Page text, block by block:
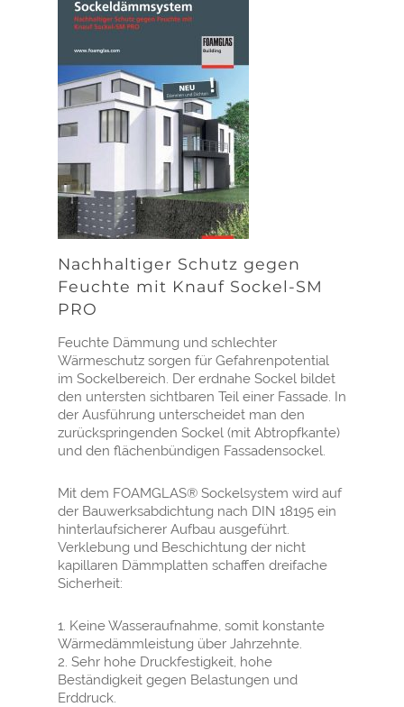
Nachhaltiger Schutz gegen
Feuchte mit Knauf Sockel-SM
PRO
Feuchte Dämmung und schlechter
Wärmeschutz sorgen für Gefahrenpotential
im Sockelbereich. Der erdnahe Sockel bildet
den untersten sichtbaren Teil einer Fassade. In
der Ausführung unterscheidet man den
zurückspringenden Sockel (mit Abtropfkante)
und den flächenbündigen Fassadensockel.
Mit dem FOAMGLAS® Sockelsystem wird auf
der Bauwerksabdichtung nach DIN 18195 ein
hinterlaufsicherer Aufbau ausgeführt.
Verklebung und Beschichtung der nicht
kapillaren Dämmplatten schaffen dreifache
Sicherheit:
1. Keine Wasseraufnahme, somit konstante
Wärmedämmleistung über Jahrzehnte.
2. Sehr hohe Druckfestigkeit, hohe
Beständigkeit gegen Belastungen und
Erddruck.